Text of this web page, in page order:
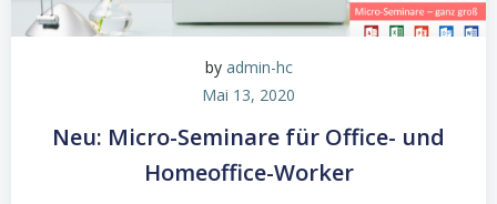
by admin-hc
Mai 13, 2020
Neu: Micro-Seminare für Office- und
Homeoffice-Worker